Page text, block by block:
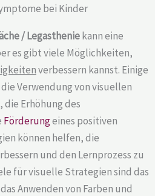
bei Kinder
/ Legastheniekann eine
es gibt viele Möglichkeiten,
verbessern kannst. Einige
Verwendung von visuellen
Erhöhung des
Förderungeines positiven
können helfen, die
und den Lernprozess zu
für visuelle Strategien sind das
Anwenden von Farben und